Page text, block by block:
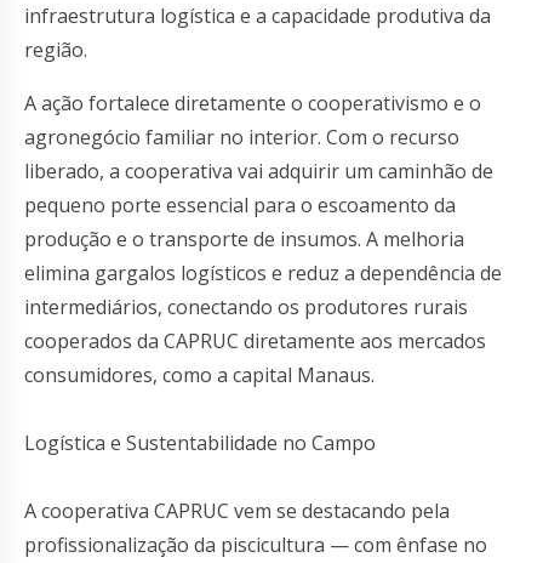
infraestrutura logística e a capacidade produtiva da
região.
A ação fortalece diretamente o cooperativismo e o
agronegócio familiar no interior. Com o recurso
liberado, a cooperativa vai adquirir um caminhão de
pequeno porte essencial para o escoamento da
produção e o transporte de insumos. A melhoria
elimina gargalos logísticos e reduz a dependência de
intermediários, conectando os produtores rurais
cooperados da CAPRUC diretamente aos mercados
consumidores, como a capital Manaus.
Logística e Sustentabilidade no Campo
A cooperativa CAPRUC vem se destacando pela
profissionalização da piscicultura — com ênfase no